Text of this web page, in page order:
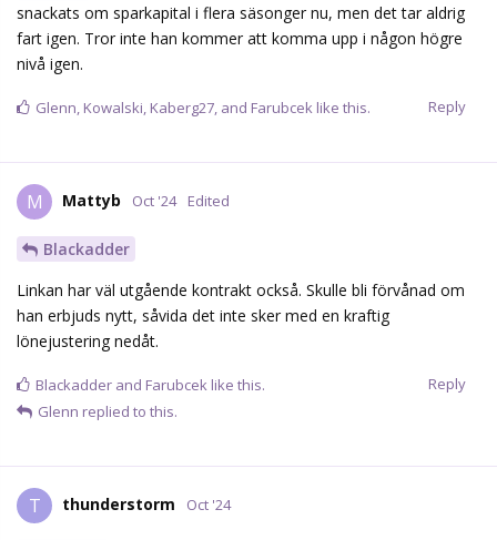
snackats om sparkapital i flera säsonger nu, men det tar aldrig
fart igen. Tror inte han kommer att komma upp i någon högre
nivå igen.
Reply
Glenn, Kowalski, Kaberg27, and Farubcek like this.
M Mattyb Oct '24 Edited
Blackadder
Linkan har väl utgående kontrakt också. Skulle bli förvånad om
han erbjuds nytt, såvida det inte sker med en kraftig
lönejustering nedåt.
Reply
Blackadder and Farubcek like this.
Glenn replied to this.
T thunderstorm Oct '24